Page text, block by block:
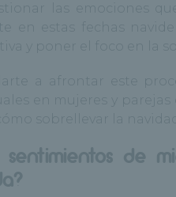
las emociones
en estas fechas
y poner el foco en la
a afrontar este
en mujeres y
sobrellevar la
sentimientos de